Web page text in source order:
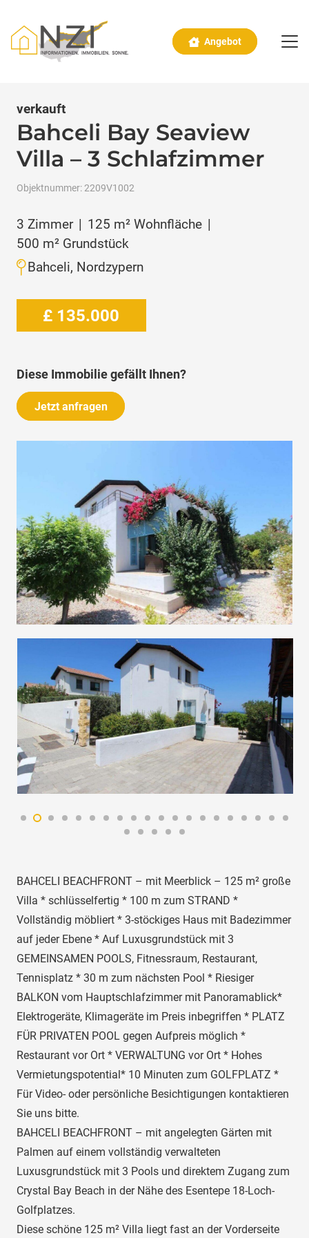
Angebot
verkauft
Bahceli Bay Seaview
Villa – 3 Schlafzimmer
Objektnummer:2209V1002
3 Zimmer | 125 m² Wohnfläche |
500 m² Grundstück
Bahceli, Nordzypern
£ 135.000
Diese Immobilie gefällt Ihnen?
Jetzt anfragen
BAHCELI BEACHFRONT – mit Meerblick – 125 m² große
Villa * schlüsselfertig * 100 m zum STRAND *
Vollständig möbliert * 3-stöckiges Haus mit Badezimmer
auf jeder Ebene * Auf Luxusgrundstück mit 3
GEMEINSAMEN POOLS, Fitnessraum, Restaurant,
Tennisplatz * 30 m zum nächsten Pool * Riesiger
BALKON vom Hauptschlafzimmer mit Panoramablick*
Elektrogeräte, Klimageräte im Preis inbegriffen * PLATZ
FÜR PRIVATEN POOL gegen Aufpreis möglich *
Restaurant vor Ort * VERWALTUNG vor Ort * Hohes
Vermietungspotential* 10 Minuten zum GOLFPLATZ *
Für Video- oder persönliche Besichtigungen kontaktieren
Sie uns bitte.
BAHCELI BEACHFRONT – mit angelegten Gärten mit
Palmen auf einem vollständig verwalteten
Luxusgrundstück mit 3 Pools und direktem Zugang zum
Crystal Bay Beach in der Nähe des Esentepe 18-Loch-
Golfplatzes.
Diese schöne 125 m² Villa liegt fast an der Vorderseite